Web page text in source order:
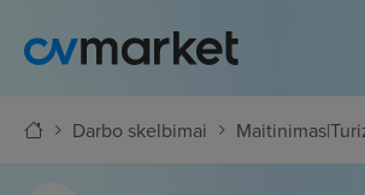
Darbo skelbimai Maitinimas|